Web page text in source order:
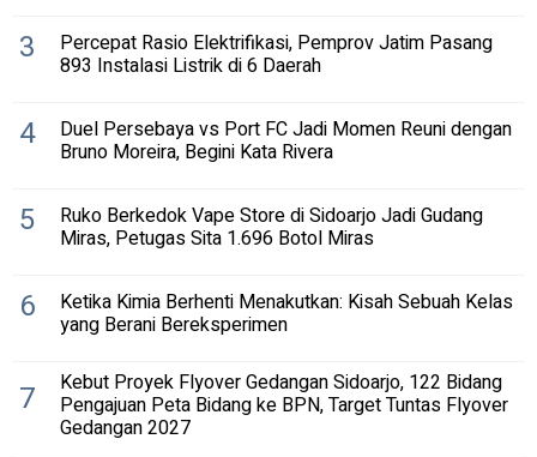
3 Percepat Rasio Elektrifikasi, Pemprov Jatim Pasang
893 Instalasi Listrik di 6 Daerah
4 Duel Persebaya vs Port FC Jadi Momen Reuni dengan
Bruno Moreira, Begini Kata Rivera
5 Ruko Berkedok Vape Store di Sidoarjo Jadi Gudang
Miras, Petugas Sita 1.696 Botol Miras
6 Ketika Kimia Berhenti Menakutkan: Kisah Sebuah Kelas
yang Berani Bereksperimen
7 Kebut Proyek Flyover Gedangan Sidoarjo, 122 Bidang
Pengajuan Peta Bidang ke BPN, Target Tuntas Flyover
Gedangan 2027